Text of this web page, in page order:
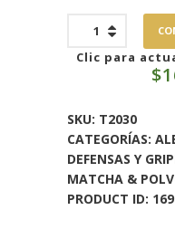
cantidad
Clic para
$
SKU: T2030
CATEGORÍAS:
DEFENSAS Y
MATCHA &
PRODUCT ID: